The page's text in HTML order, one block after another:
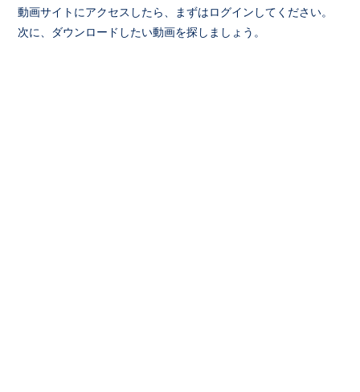
動画サイトにアクセスしたら、まずはログインしてください。
次に、ダウンロードしたい動画を探しましょう。